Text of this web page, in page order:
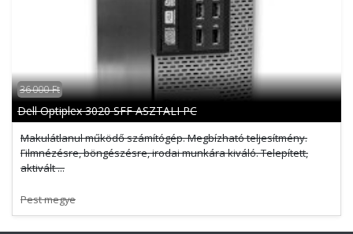
36 000 Ft
Dell Optiplex 3020 SFF ASZTALI PC
Makulátlanul működő számítógép. Megbízható teljesítmény.
Filmnézésre, böngészésre, irodai munkára kiváló. Telepített,
aktivált ...
Pest megye